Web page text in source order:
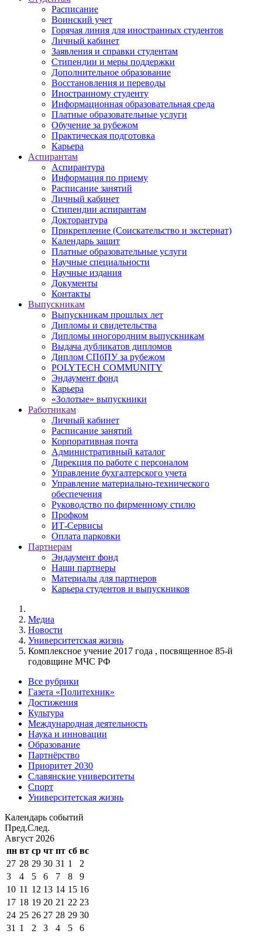
Расписание
Воинский учет
Горячая линия для иностранных студентов
Личный кабинет
Заявления и справки студентам
Стипендии и меры поддержки
Дополнительное образование
Восстановления и переводы
Иностранному студенту
Информационная образовательная среда
Платные образовательные услуги
Обучение за рубежом
Практическая подготовка
Карьера
Аспирантам
Аспирантура
Информация по приему
Расписание занятий
Личный кабинет
Стипендии аспирантам
Докторантура
Прикрепление (Соискательство и экстернат)
Календарь защит
Платные образовательные услуги
Научные специальности
Научные издания
Документы
Контакты
Выпускникам
Выпускникам прошлых лет
Дипломы и свидетельства
Дипломы иногородним выпускникам
Выдача дубликатов дипломов
Диплом СПбПУ за рубежом
POLYTECH COMMUNITY
Эндаумент фонд
Карьера
«Золотые» выпускники
Работникам
Личный кабинет
Расписание занятий
Корпоративная почта
Административный каталог
Дирекция по работе с персоналом
Управление бухгалтерского учета
Управление материально-технического
обеспечения
Руководство по фирменному стилю
Профком
ИТ-Сервисы
Оплата парковки
Партнерам
Эндаумент фонд
Наши партнеры
Материалы для партнеров
Карьера студентов и выпускников
Медиа
Новости
Университетская жизнь
Комплексное учение 2017 года , посвященное 85-й
годовщине МЧС РФ
Все рубрики
Газета «Политехник»
Достижения
Культура
Международная деятельность
Наука и инновации
Образование
Партнёрство
Приоритет 2030
Славянские университеты
Спорт
Университетская жизнь
Календарь событий
Пред.След.
Август 2026
пн вт ср чт пт сб вс
27 28 29 30 31 1
2
3
4 5 6 7 8
9
10 11 12 13 14 15 16
17 18 19 20 21 22 23
24 25 26 27 28 29 30
31 1 2 3 4 5 6